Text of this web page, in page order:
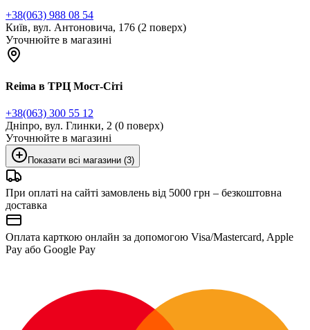
+38(063) 988 08 54
Київ, вул. Антоновича, 176 (2 поверх)
Уточнюйте в магазині
Reima в ТРЦ Мост-Сіті
+38(063) 300 55 12
Дніпро, вул. Глинки, 2 (0 поверх)
Уточнюйте в магазині
Показати всі магазини (3)
При оплаті на сайті замовлень від 5000 грн – безкоштовна
доставка
Оплата карткою онлайн за допомогою Visa/Mastercard, Apple
Pay або Google Pay